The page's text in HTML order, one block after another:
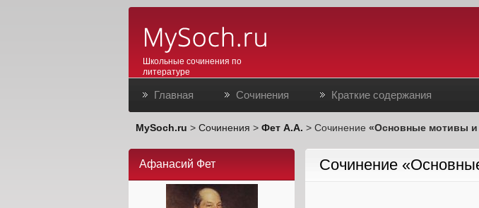
Школьные сочинения по
литературе
Главная Сочинения Краткие содержания
MySoch.ru > Сочинения > Фет А.А. > Сочинение «Основные мотивы и
Афанасий Фет Сочинение